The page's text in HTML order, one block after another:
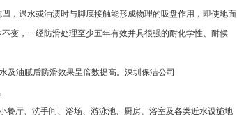
，遇水或油渍时与脚底接触能形成物理的吸盘作用，即使地面
变，一经防滑处理至少五年有效并具很强的耐化学性、耐候
及油腻后防滑效果呈倍数提高。 深圳保洁公司
餐厅、洗手间、浴场、游泳池、厨房、浴室及各类近水设施地